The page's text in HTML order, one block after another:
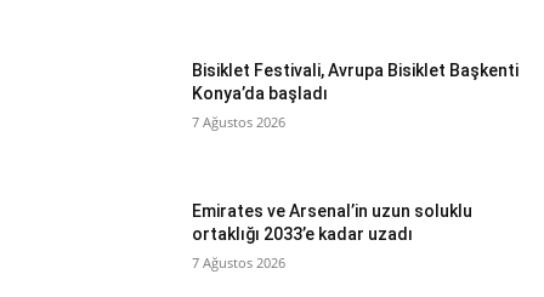
Bisiklet Festivali, Avrupa Bisiklet Başkenti
Konya’da başladı
7 Ağustos 2026
Emirates ve Arsenal’in uzun soluklu
ortaklığı 2033’e kadar uzadı
7 Ağustos 2026